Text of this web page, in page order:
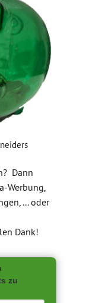
Dann
Werbung,
... oder
Dank!
zu